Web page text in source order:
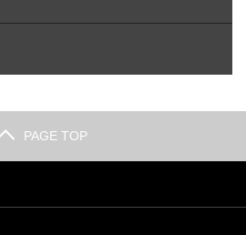
PAGE TOP